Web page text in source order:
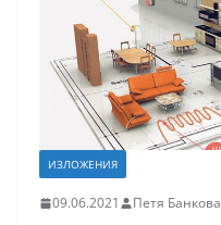
ИЗЛОЖЕНИЯ
09.06.2021 Петя Банкова